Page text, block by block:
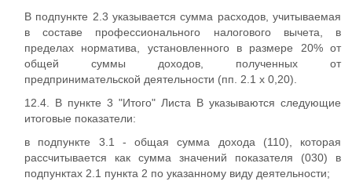
В подпункте 2.3 указывается сумма расходов, учитываемая
в составе профессионального налогового вычета, в
пределах норматива, установленного в размере 20% от
общей суммы доходов, полученных от
предпринимательской деятельности (пп. 2.1 x 0,20).
12.4. В пункте 3 "Итого" Листа В указываются следующие
итоговые показатели:
в подпункте 3.1 - общая сумма дохода (110), которая
рассчитывается как сумма значений показателя (030) в
подпунктах 2.1 пункта 2 по указанному виду деятельности;